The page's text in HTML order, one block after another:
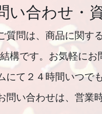
い合わせ・
質問は、商品に関す
構です。お気軽にお
にて２４時間いつで
問い合わせは、営業